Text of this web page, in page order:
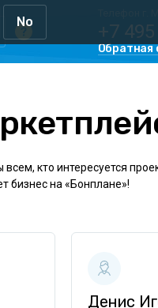
Телефон г.
+7
Обратная
кто интересуется
бизнес на «Бонплане»!
Денис
No